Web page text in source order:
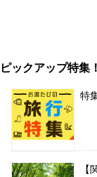
ピックアップ特集！
特